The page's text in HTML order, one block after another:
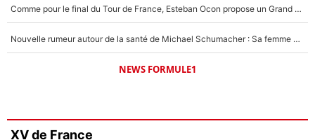
Comme pour le final du Tour de France, Esteban Ocon propose un Grand Prix de Formule 1 à Paris : «Autour de l’Arc de Triomphe, ce serait génial» !
Nouvelle rumeur autour de la santé de Michael Schumacher : Sa femme Corinna sort du silence
NEWS FORMULE1
XV de France